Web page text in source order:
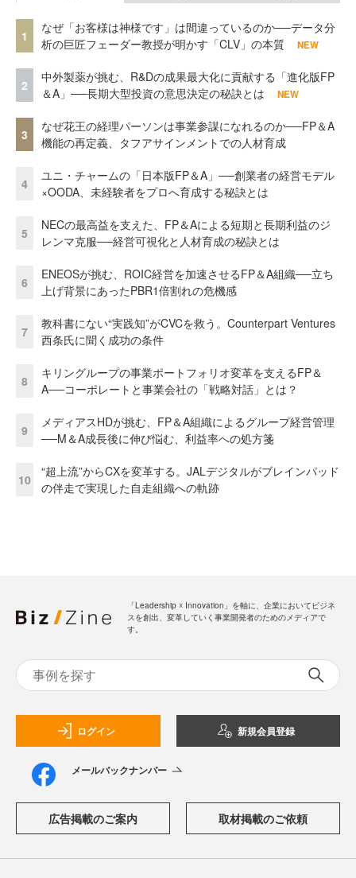
1
なぜ「お客様は神様です」は間違っているのか──データ分
析の巨匠フェーダー教授が明かす「CLV」の本質
NEW
2
中外製薬が挑む、R&Dの成果最大化に貢献する「進化版FP
＆A」──長期大型投資の意思決定の秘訣とは
NEW
3
なぜ花王の経理パーソンは事業参謀になれるのか──FP＆A
機能の再定義、タフアサインメントでの人材育成
4
ユニ・チャームの「日本版FP＆A」──創業者の経営モデル
×OODA、未経験者をプロへ育成する秘訣とは
5
NECの最高益を支えた、FP＆Aによる短期と長期利益のジ
レンマ克服──経営可視化と人材育成の秘訣とは
6
ENEOSが挑む、ROIC経営を加速させるFP＆A組織──立ち
上げ背景にあったPBR1倍割れの危機感
7
教科書にない“実践知”がCVCを救う。Counterpart Ventures
西条氏に聞く成功の条件
8
キリングループの事業ポートフォリオ変革を支えるFP＆
A──コーポレートと事業会社の「戦略対話」とは？
9
メディアスHDが挑む、FP＆A組織によるグループ経営管理
──M＆A成長後に伸び悩む、利益率への処方箋
10
“超上流”からCXを変革する。JALデジタルがブレインパッド
の伴走で実現した自走組織への軌跡
「Leadership ☓ Innovation」を軸に、企業においてビジネ
スを創出、変革していく事業開発者のためのメディアで
す。
ログイン 新規会員登録
メールバックナンバー
広告掲載のご案内 取材掲載のご依頼